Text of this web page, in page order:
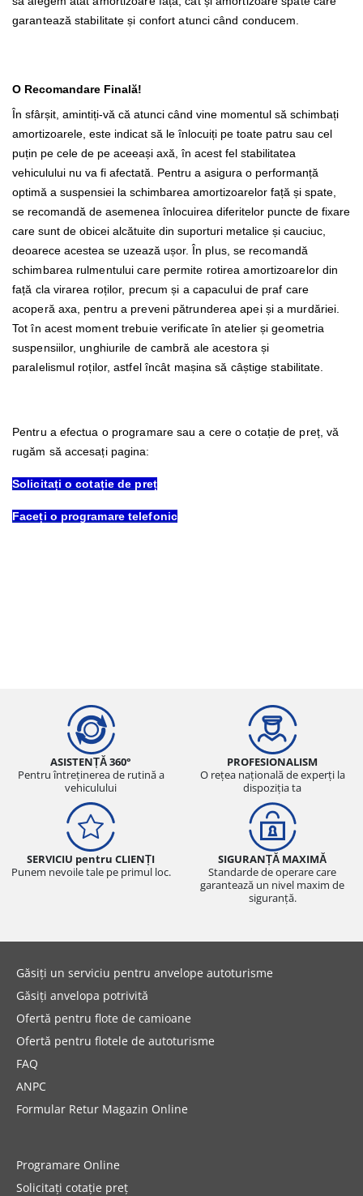
garantează stabilitate și confort atunci când conducem.
O Recomandare Finală!
În sfârșit, amintiți-vă că atunci când vine momentul să schimbați
amortizoarele, este indicat să le înlocuiți pe toate patru sau cel
puțin pe cele de pe aceeași axă, în acest fel stabilitatea
vehiculului nu va fi afectată. Pentru a asigura o performanță
optimă a suspensiei la schimbarea amortizoarelor față și spate,
se recomandă de asemenea înlocuirea diferitelor puncte de fixare
care sunt de obicei alcătuite din suporturi metalice și cauciuc,
deoarece acestea se uzează ușor. În plus, se recomandă
schimbarea rulmentului care permite rotirea amortizoarelor din
față cla virarea roților, precum și a capacului de praf care
acoperă axa, pentru a preveni pătrunderea apei și a murdăriei.
Tot în acest moment trebuie verificate în atelier și geometria
suspensiilor, unghiurile de cambră ale acestora și
paralelismul roților, astfel încât mașina să câștige stabilitate.
Pentru a efectua o programare sau a cere o cotație de preț, vă
rugăm să accesați pagina:
Solicitați o cotație de preț
Faceți o programare telefonic
ASISTENȚĂ 360°
Pentru întreținerea de rutină a
vehiculului
PROFESIONALISM
O rețea națională de experți la
dispoziția ta
SERVICIU pentru CLIENȚI
Punem nevoile tale pe primul loc.
SIGURANȚĂ MAXIMĂ
Standarde de operare care
garantează un nivel maxim de
siguranță.
Găsiți un serviciu pentru anvelope autoturisme
Găsiți anvelopa potrivită
Ofertă pentru flote de camioane
Ofertă pentru flotele de autoturisme
FAQ
ANPC
Formular Retur Magazin Online
Programare Online
Solicitați cotație preț